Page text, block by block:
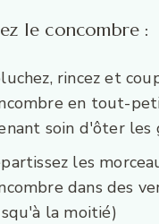
le concombre :
rincez et
en tout-
soin d'ôter les
les
dans des
la moitié)